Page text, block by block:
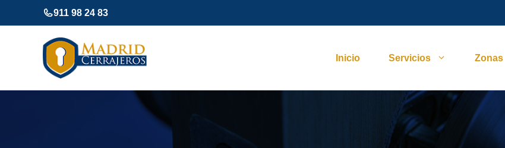
al
911 98 24 83
Inicio Servicios Zonas